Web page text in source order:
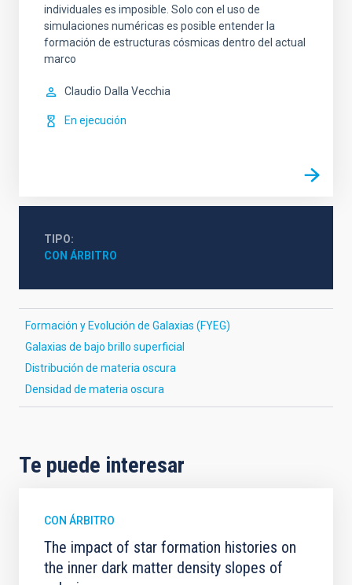
individuales es imposible. Solo con el uso de
simulaciones numéricas es posible entender la
formación de estructuras cósmicas dentro del actual
marco
Claudio Dalla Vecchia
En ejecución
TIPO
CON ÁRBITRO
Formación y Evolución de Galaxias (FYEG)
Galaxias de bajo brillo superficial
Distribución de materia oscura
Densidad de materia oscura
Te puede interesar
CON ÁRBITRO
The impact of star formation histories on
the inner dark matter density slopes of